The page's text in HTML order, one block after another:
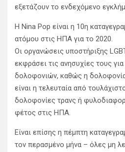
εξετάζουν το ενδεχόμενο
Η Nina Pop είναι η 10η
ατόμου στις ΗΠΑ για το 2020.
Οι οργανώσεις υποστήριξης
εκφράσει τις ανησυχίες τους
δολοφονιών, καθώς η δολοφονία
είναι η τελευταία από
δολοφονίες τρανς ή
φέτος στις ΗΠΑ.
Είναι επίσης η πέμπτη
τον περασμένο μήνα – όλες μη